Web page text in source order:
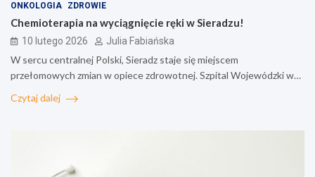
ONKOLOGIA ZDROWIE
Chemioterapia na wyciągnięcie ręki w Sieradzu!
10 lutego 2026 Julia Fabiańska
W sercu centralnej Polski, Sieradz staje się miejscem
przełomowych zmian w opiece zdrowotnej. Szpital Wojewódzki w…
Czytaj dalej